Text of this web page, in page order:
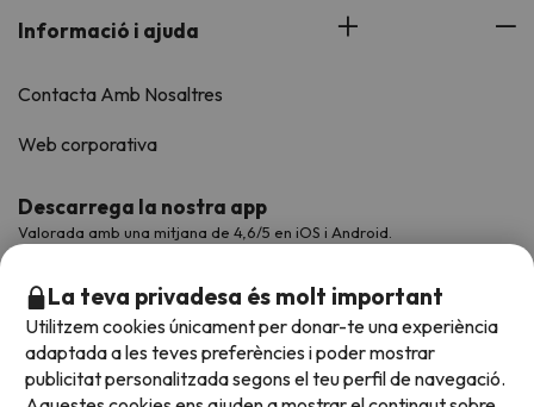
Informació i ajuda
Contacta Amb Nosaltres
Web corporativa
Descarrega la nostra app
Valorada amb una mitjana de 4,6/5 en iOS i Android.
La teva privadesa és molt important
Utilitzem cookies únicament per donar-te una experiència
adaptada a les teves preferències i poder mostrar
publicitat personalitzada segons el teu perfil de navegació.